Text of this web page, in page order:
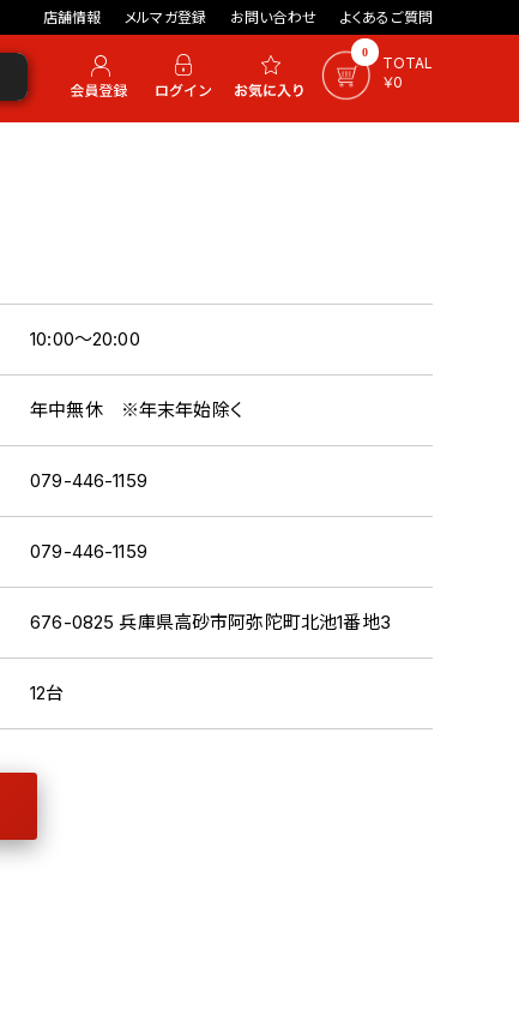
店舗情報 メルマガ登録 お問い合わせ よくあるご質問
0
TOTAL
￥0
10:00～20:00
年中無休 ※年末年始除く
079-446-1159
079-446-1159
676-0825 兵庫県高砂市阿弥陀町北池1番地3
12台